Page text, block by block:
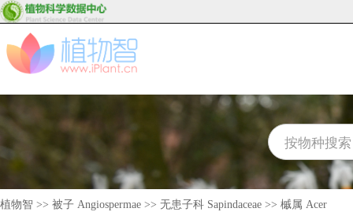
植物智 >> 被子 Angiospermae >> 无患子科 Sapindaceae >> 槭属 Acer